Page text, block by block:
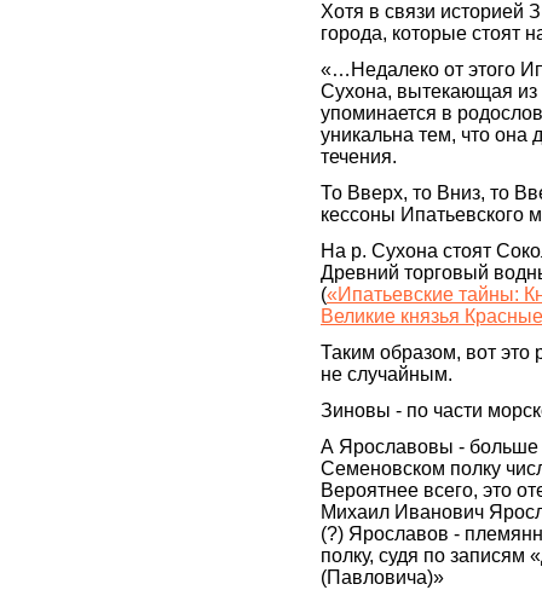
Хотя в связи историей
города, которые стоят
«…Недалеко от этого
Сухона, вытекающая из
упоминается в
уникальна тем, что она
течения.
То Вверх, то Вниз, то
кессоны Ипатьевского
На р. Сухона стоят
Древний торговый
(«Ипатьевские тайны:
Великие князья
Таким образом, вот
не случайным.
Зиновы - по части
А Ярославовы - больше
Семеновском полку
Вероятнее всего, это
Михаил Иванович
(?) Ярославов -
полку, судя по записям
(Павловича)»